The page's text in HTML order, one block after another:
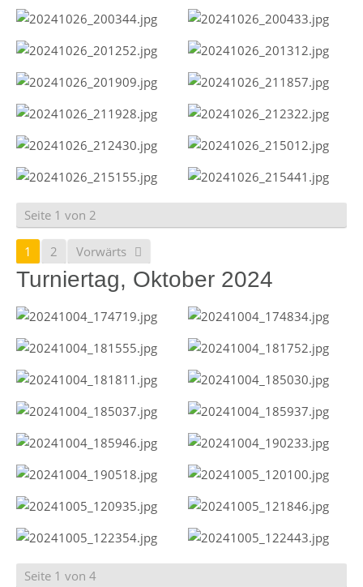
Seite 1 von 2
1 2 Vorwärts
Turniertag, Oktober 2024
Seite 1 von 4